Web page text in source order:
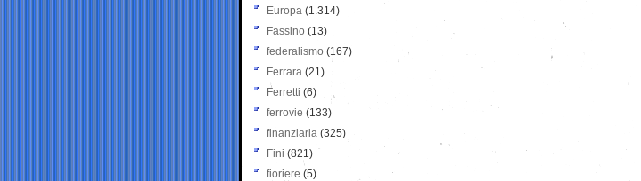
Europa (1.314)
Fassino (13)
federalismo (167)
Ferrara (21)
Ferretti (6)
ferrovie (133)
finanziaria (325)
Fini (821)
fioriere (5)